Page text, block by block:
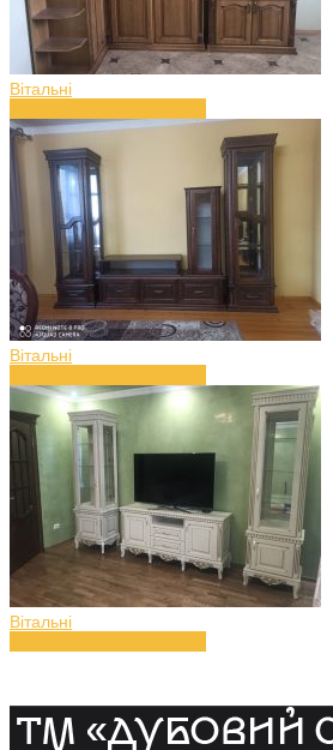
Вітальні
Вітальні
Вітальні